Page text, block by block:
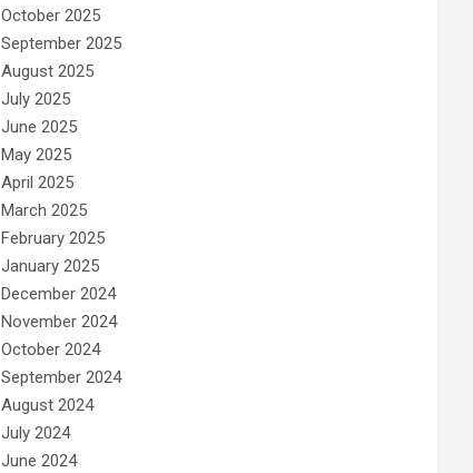
October 2025
September 2025
August 2025
July 2025
June 2025
May 2025
April 2025
March 2025
February 2025
January 2025
December 2024
November 2024
October 2024
September 2024
August 2024
July 2024
June 2024